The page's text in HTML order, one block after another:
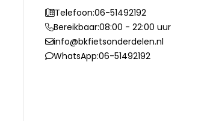
Telefoon:06-51492192
Bereikbaar:08:00 - 22:00 uur
info@bkfietsonderdelen.nl
WhatsApp:06-51492192